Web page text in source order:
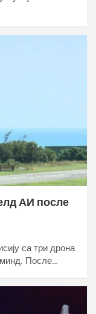
АИ после
са три дрона
После…